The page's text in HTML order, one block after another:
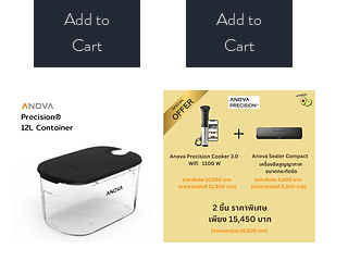
Add to
Cart
Add to
Cart